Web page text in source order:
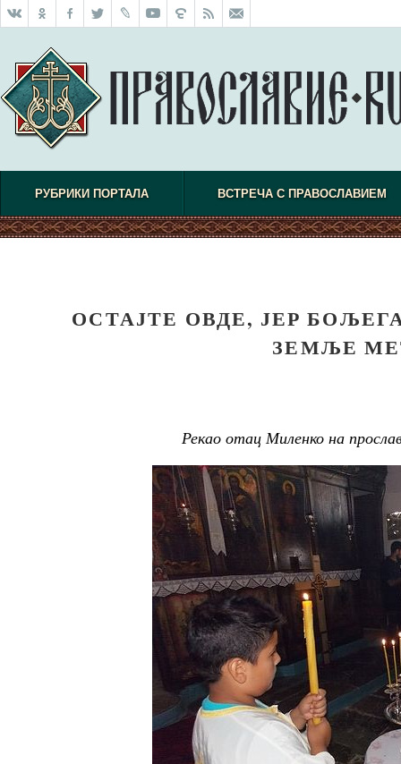
РУБРИКИ ПОРТАЛА ВСТРЕЧА С ПРАВОСЛАВИЕМ
ОСТАЈТЕ ОВДЕ, ЈЕР
ЗЕМЉЕ
Рекао отац Миленко на